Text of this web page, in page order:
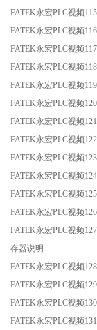
FATEK永宏PLC视频
FATEK永宏PLC视频
FATEK永宏PLC视频
FATEK永宏PLC视频
FATEK永宏PLC视频
FATEK永宏PLC视频
FATEK永宏PLC视频
FATEK永宏PLC视频
FATEK永宏PLC视频
FATEK永宏PLC视频
FATEK永宏PLC视频
FATEK永宏PLC视频
FATEK永宏PLC视频
存器说明
FATEK永宏PLC视频
FATEK永宏PLC视频
FATEK永宏PLC视频
FATEK永宏PLC视频